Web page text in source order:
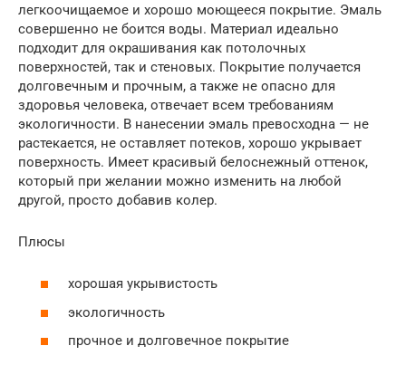
легкоочищаемое и хорошо моющееся покрытие. Эмаль
совершенно не боится воды. Материал идеально
подходит для окрашивания как потолочных
поверхностей, так и стеновых. Покрытие получается
долговечным и прочным, а также не опасно для
здоровья человека, отвечает всем требованиям
экологичности. В нанесении эмаль превосходна — не
растекается, не оставляет потеков, хорошо укрывает
поверхность. Имеет красивый белоснежный оттенок,
который при желании можно изменить на любой
другой, просто добавив колер.
Плюсы
хорошая укрывистость
экологичность
прочное и долговечное покрытие